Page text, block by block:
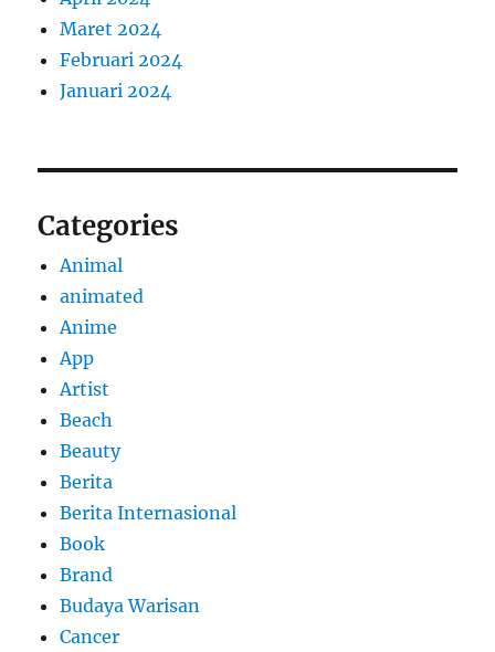
Maret 2024
Februari 2024
Januari 2024
Categories
Animal
animated
Anime
App
Artist
Beach
Beauty
Berita
Berita Internasional
Book
Brand
Budaya Warisan
Cancer